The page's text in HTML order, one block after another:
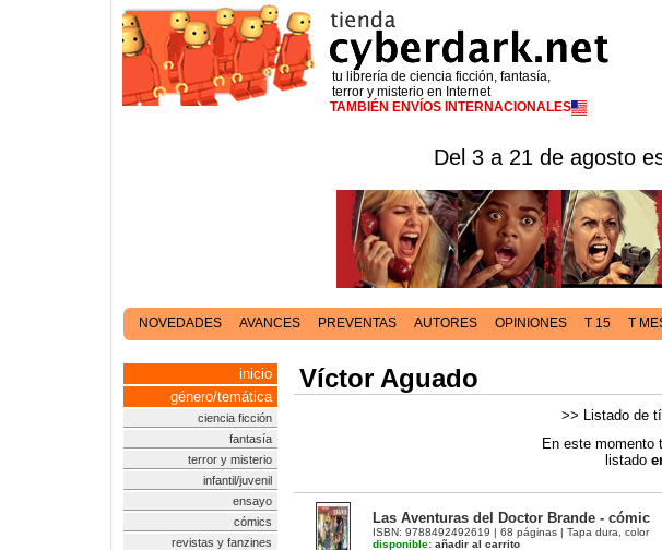
tu librería de ciencia ficción, fantasía,
terror y misterio en Internet
TAMBIÉN ENVÍOS INTERNACIONALES
Del 3 a 21 de agosto
NOVEDADES AVANCES PREVENTAS AUTORES OPINIONES T 15 T
inicio
género/temática
ciencia ficción
fantasía
terror y misterio
infantil/juvenil
ensayo
cómics
revistas y fanzines
Víctor Aguado
>> Listado de
En este momento
listado
Las Aventuras del Doctor Brande - cómic
ISBN: 9788492492619 | 68 páginas | Tapa dura, color
disponible: añadir al carrito